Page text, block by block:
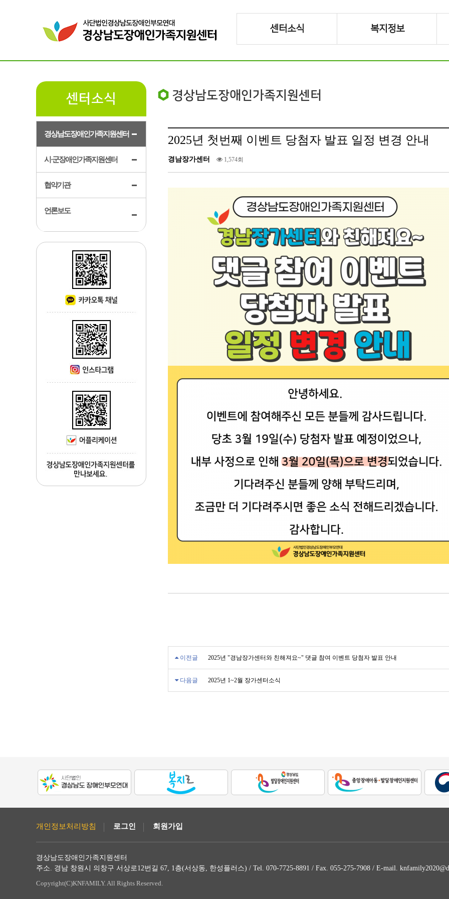
센터소식 복지정보
센터소식
경상남도장애인가족지원센터
시·군장애인가족지원센터
협약기관
언론보도
경상남도장애인가족지원센터
2025년 첫번째 이벤트 당첨자 발표 일정 변경 안내
경남장가센터 1,574회
이전글 2025년 "경남장가센터와 친해져요~" 댓글 참여 이벤트 당첨자 발표 안내
다음글 2025년 1~2월 장가센터소식
개인정보처리방침 로그인 회원가입
경상남도장애인가족지원센터
주소. 경남 창원시 의창구 서상로12번길 67, 1층(서상동, 한성플러스) / Tel. 070-7725-8891 / Fax. 055-275-7908 / E-mail.
Copyright(C)KNFAMILY. All Rights Reserved.